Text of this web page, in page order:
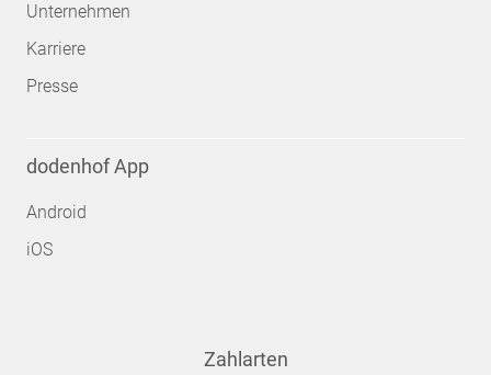
Unternehmen
Karriere
Presse
dodenhof App
Android
iOS
Zahlarten